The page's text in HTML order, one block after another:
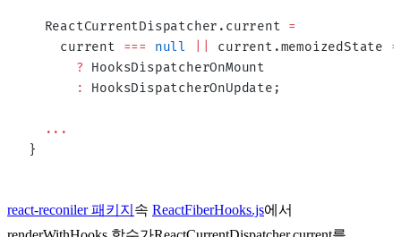
  ReactCurrentDispatcher.current
=
    current
=== null current.memoizedState
      ?
HooksDispatcherOnMount
      :
HooksDispatcherOnUpdate;
  ...
}
react-reconiler 패키지 속 ReactFiberHooks.js에서